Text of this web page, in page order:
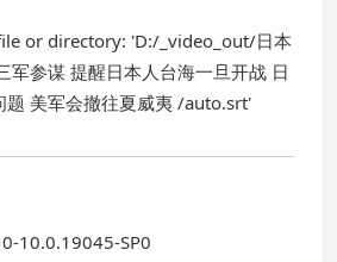
or directory: 'D:/_video_out/日本
军参谋 提醒日本人台海一旦开战 日
题 美军会撤往夏威夷 /auto.srt'
10.0.19045-SP0